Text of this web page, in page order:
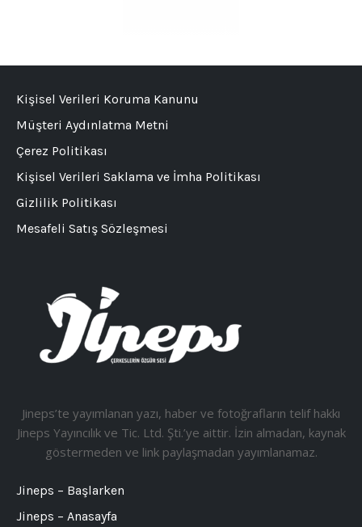
Jineps’te yayımlanan yazı, haber ve fotoğrafların telif hakkı
Jineps Yayıncılık ve Tic. Ltd. Şti.’ye aittir. İzin almadan, kaynak
göstermeden ve link paylaşmadan yayımlanamaz.
Jineps – Başlarken
Jineps – Anasayfa
Kişisel Verileri Koruma Kanunu
Müşteri Aydınlatma Metni
Çerez Politikası
Kişisel Verileri Saklama ve İmha Politikası
Gizlilik Politikası
Mesafeli Satış Sözleşmesi